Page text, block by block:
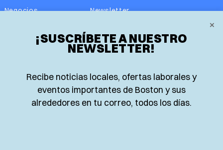
×
¡SUSCRÍBETE A NUESTRO
NEWSLETTER!
Recibe noticias locales, ofertas laborales y
eventos importantes de Boston y sus
alrededores en tu correo, todos los días.
Negocios
Real Estate
Guía de Recursos
Newsletter
Edición impresa
Advertise with us